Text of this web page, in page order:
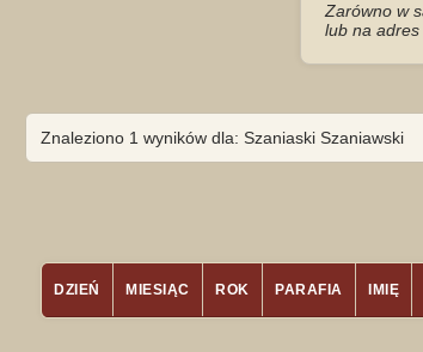
Zarówno w
lub na
Znaleziono 1 wyników dla: Szaniaski Szaniawski
DZIEŃ MIESIĄC ROK PARAFIA IMIĘ